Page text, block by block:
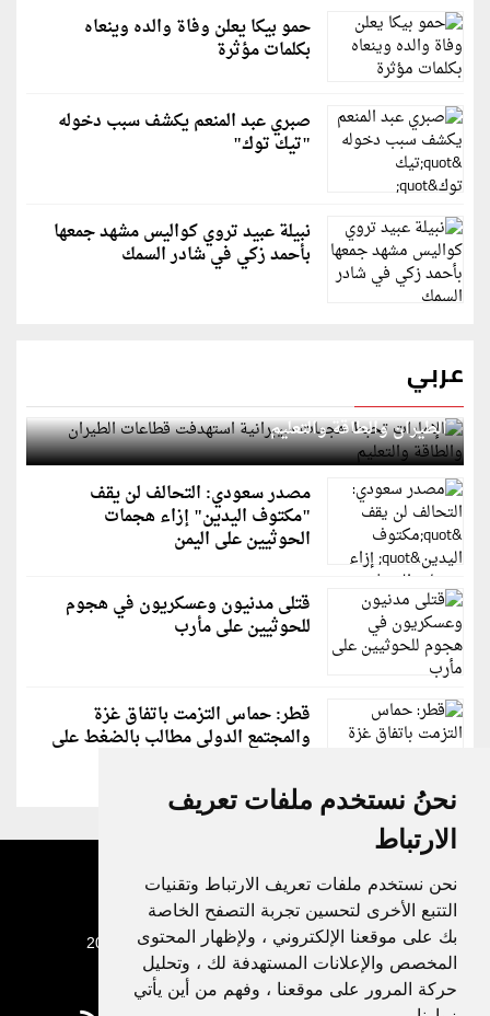
نحنُ نستخدم ملفات تعريف
الارتباط
نحن نستخدم ملفات تعريف الارتباط وتقنيات
التتبع الأخرى لتحسين تجربة التصفح الخاصة
بك على موقعنا الإلكتروني ، ولإظهار المحتوى
المخصص والإعلانات المستهدفة لك ، وتحليل
حركة المرور على موقعنا ، وفهم من أين يأتي
حمو بيكا يعلن وفاة والده وينعاه
بكلمات مؤثرة
صبري عبد المنعم يكشف سبب دخوله
"تيك توك"
نبيلة عبيد تروي كواليس مشهد جمعها
بأحمد زكي في شادر السمك
عربي
الإمارات تحبط هجمات سيبرانية استهدفت قطاعات
الطيران والطاقة والتعليم
مصدر سعودي: التحالف لن يقف
"مكتوف اليدين" إزاء هجمات
الحوثيين على اليمن
قتلى مدنيون وعسكريون في هجوم
للحوثيين على مأرب
قطر: حماس التزمت باتفاق غزة
والمجتمع الدولي مطالب بالضغط على
جميع الحقوق محفوظة لدنيا الوطن © 2003 - 2022